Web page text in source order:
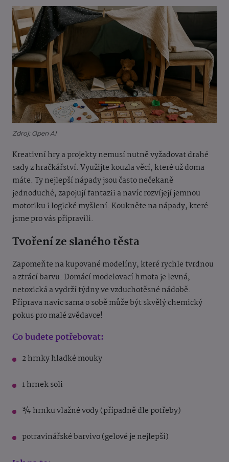
Zdroj: Open AI
Kreativní hry a projekty nemusí nutně vyžadovat drahé
sady z hračkářství. Využijte kouzla věcí, které už doma
máte. Ty nejlepší nápady jsou často nečekaně
jednoduché, zapojují fantazii a navíc rozvíjejí jemnou
motoriku i logické myšlení. Koukněte na nápady, které
jsme pro vás připravili.
Tvoření ze slaného těsta
Zapomeňte na kupované modelíny, které rychle tvrdnou
a ztrácí barvu. Domácí modelovací hmota je levná,
netoxická a vydrží týdny ve vzduchotěsné nádobě.
Příprava navíc sama o sobě může být skvělý chemický
pokus pro malé zvědavce!
Co budete potřebovat:
2 hrnky hladké mouky
1 hrnek soli
¾ hrnku vlažné vody (případně dle potřeby)
potravinářské barvivo (gelové je nejlepší)